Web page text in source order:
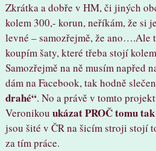
Zkrátka a dobře v HM, či jiných
kolem 300,- korun, neříkám, že si
levné – samozřejmě, že ano….Ale
koupím šaty, které třeba stojí
Samozřejmě na ně musím napřed
dám na Facebook, tak hodně
drahé“. No a právě v tomto
Veronikouukázat PROČ tomu
jsou šité v ČR na šicím stroji stojí
za tím práce.